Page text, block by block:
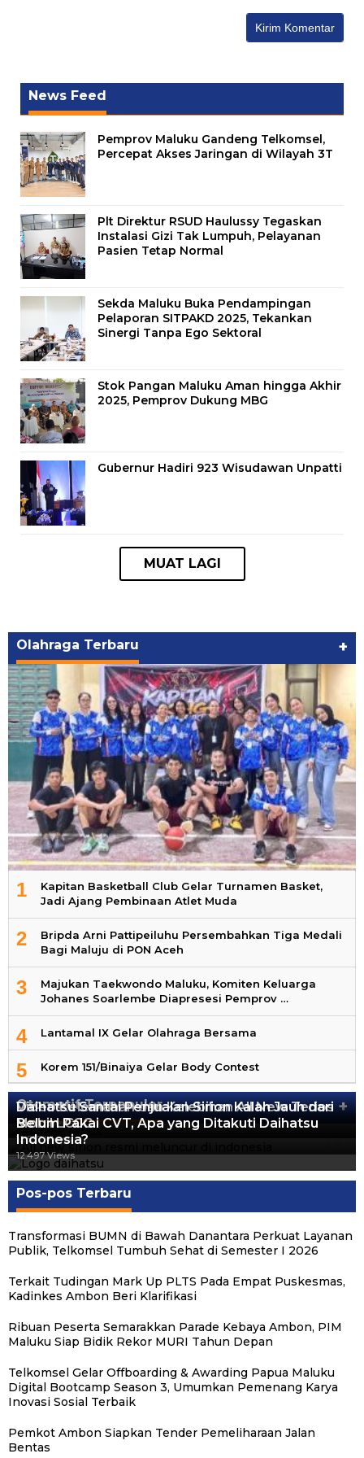
News Feed
Pemprov Maluku Gandeng Telkomsel,
Percepat Akses Jaringan di Wilayah 3T
Plt Direktur RSUD Haulussy Tegaskan
Instalasi Gizi Tak Lumpuh, Pelayanan
Pasien Tetap Normal
Sekda Maluku Buka Pendampingan
Pelaporan SITPAKD 2025, Tekankan
Sinergi Tanpa Ego Sektoral
Stok Pangan Maluku Aman hingga Akhir
2025, Pemprov Dukung MBG
Gubernur Hadiri 923 Wisudawan Unpatti
Olahraga Terbaru +
1
Kapitan Basketball Club Gelar Turnamen Basket,
Jadi Ajang Pembinaan Atlet Muda
2
Bripda Arni Pattipeiluhu Persembahkan Tiga Medali
Bagi Maluju di PON Aceh
3
Majukan Taekwondo Maluku, Komiten Keluarga
Johanes Soarlembe Diapresesi Pemprov …
4 Lantamal IX Gelar Olahraga Bersama
5 Korem 151/Binaiya Gelar Body Contest
Otomotif Terpopuler +
Video Kelemahan dan Kelebihan All New Terios
13.422 Views
Daihatsu Santai Penjualan Sirion Kalah Jauh dari
Mobil LCGC
12.557 Views
Belum Pakai CVT, Apa yang Ditakuti Daihatsu
Indonesia?
12.497 Views
Pos-pos Terbaru
Transformasi BUMN di Bawah Danantara Perkuat Layanan
Publik, Telkomsel Tumbuh Sehat di Semester I 2026
Terkait Tudingan Mark Up PLTS Pada Empat Puskesmas,
Kadinkes Ambon Beri Klarifikasi
Ribuan Peserta Semarakkan Parade Kebaya Ambon, PIM
Maluku Siap Bidik Rekor MURI Tahun Depan
Telkomsel Gelar Offboarding & Awarding Papua Maluku
Digital Bootcamp Season 3, Umumkan Pemenang Karya
Inovasi Sosial Terbaik
Pemkot Ambon Siapkan Tender Pemeliharaan Jalan
Bentas
Michael Wattimena : Blok Masela Mulai
Putra Maluku Pimpin Penegakan Hukum ESDM,
Milad ke-24 PKS Maluku, Ratusan Warga
PKS Targetkan Peningkatan Kursi Legislatif
Gubernur Maluku Harap PKS Terus